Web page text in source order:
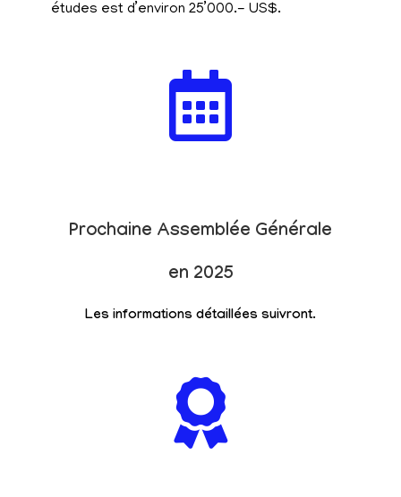
études est d’environ 25’000.- US$.
Prochaine Assemblée Générale
en 2025
Les informations détaillées suivront.